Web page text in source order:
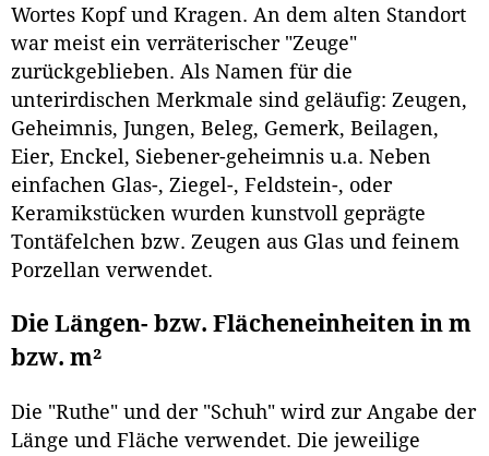
Wortes Kopf und Kragen. An dem alten Standort
war meist ein verräterischer "Zeuge"
zurückgeblieben. Als Namen für die
unterirdischen Merkmale sind geläufig: Zeugen,
Geheimnis, Jungen, Beleg, Gemerk, Beilagen,
Eier, Enckel, Siebener-geheimnis u.a. Neben
einfachen Glas-, Ziegel-, Feldstein-, oder
Keramikstücken wurden kunstvoll geprägte
Tontäfelchen bzw. Zeugen aus Glas und feinem
Porzellan verwendet.
Die Längen- bzw. Flächeneinheiten in m
bzw. m²
Die "Ruthe" und der "Schuh" wird zur Angabe der
Länge und Fläche verwendet. Die jeweilige